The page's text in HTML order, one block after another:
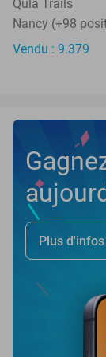
Qula Trails
Nancy (+98
Vendu : 9.379
Plus d'infos